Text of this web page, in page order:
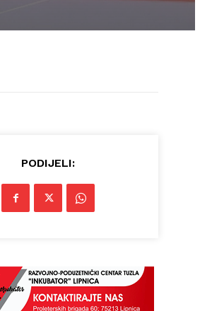
PODIJELI: